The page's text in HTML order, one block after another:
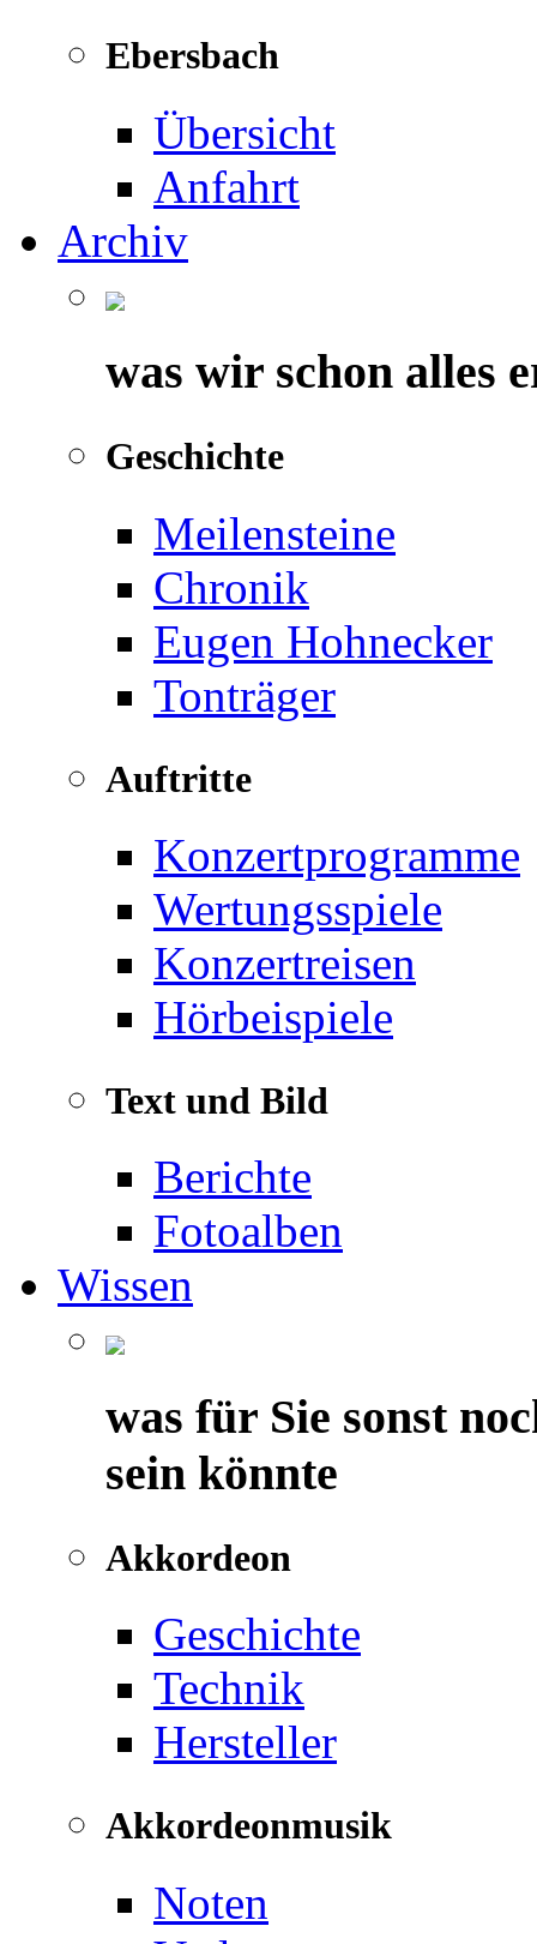
Ebersbach
Übersicht
Anfahrt
Archiv
was wir schon alles
Geschichte
Meilensteine
Chronik
Eugen Hohnecker
Tonträger
Auftritte
Konzertprogramme
Wertungsspiele
Konzertreisen
Hörbeispiele
Text und Bild
Berichte
Fotoalben
Wissen
was für Sie sonst
sein könnte
Akkordeon
Geschichte
Technik
Hersteller
Akkordeonmusik
Noten